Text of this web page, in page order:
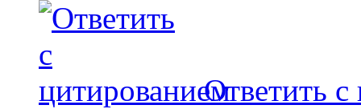
Ответить с